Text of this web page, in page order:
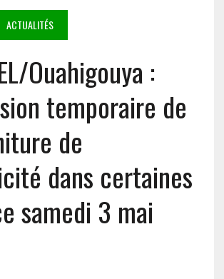
ACTUALITÉS
Ouahigouya :
temporaire de
de
dans certaines
samedi 3 mai